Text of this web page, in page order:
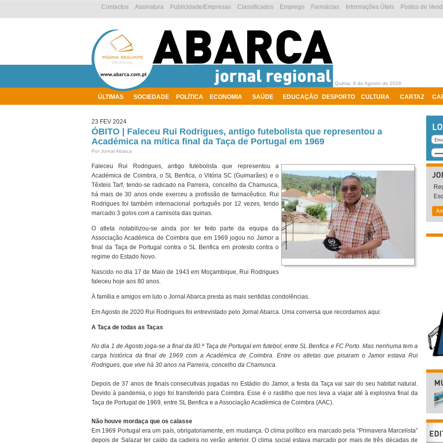
ÚLTIMAS SOCIEDADE POLÍTICA ECONOMIA SAÚDE EDUCAÇÃO DESPORTO CULTURA CARTAZ
Postos de
Informações Úteis
Farmácias
Emprego
Classificados
Publicidade/Empresas
Assinatura
Contactos
Quinta, 6 de Agosto de 2026
23 FEV 2024
ÓBITO | Faleceu Rui Rodrigues, antigo futebolista que representou a
Académica na mítica final da Taça de Portugal em 1969
Por Jornal Abarca
Faleceu Rui Rodrigues, antigo futebolista que representou a
Académica de Coimbra, o SL Benfica, o Vitória SC (Guimarães) e o
Têxteis Tarf, tendo-se radicado na Parreira, concelho da Chamusca,
há mais de 30 anos onde exerceu a profissão de farmacêutico. Rui
Rodrigues foi também internacional português por 12 vezes, tendo
marcado 3 golos com a camisola das quinas.
O atleta notabilizou-se ainda por ter feito parte da equipa da
Associação Académica de Coimbra que em 1969 jogou no Jamor a
final da Taça de Portugal contra o SL Benfica em protesto contra o
regime do Estado Novo.
Nascido no dia 17 de Maio de 1943 em Moçambique, Rui Rodrigues
faleceu hoje aos 80 anos.
À família e amigos em luto o Jornal Abarca presta as mais sentidas condolências.
Em Agosto de 2020 Rui Rodrigues foi entrevistado pelo Jornal Abarca. Uma conversa que recordamos aqui:
A Taça de todas as Taças
No dia 1 de Agosto joga-se a final da 80.ª Taça de Portugal em futebol, entre SL Benfica e FC Porto. Mas nenhuma tem a
carga histórica da final de 1969 com a Académica de Coimbra. Entre os atletas que pisaram o Jamor estava Rui
Rodrigues, que vive há 30 anos na Parreira, concelho da Chamusca.
Depois de 37 anos de finais consecutivas jogadas no Estádio do Jamor, a festa da Taça vai sair do seu habitat natural.
Devido à pandemia, o jogo foi transferido para Coimbra. Esse é o rastilho que nos leva a viajar até à explosiva final da
Taça de Portugal de 1969, entre SL Benfica e a Associação Académica de Coimbra (AAC).
Não houve mordaça que os calasse
Em 1969 Portugal era um país, obrigatoriamente, em mudança. O clima político era marcado pela “Primavera Marcelista”
depois de Salazar ter caído da cadeira no verão anterior. O clima social estava marcado por mais de três décadas de